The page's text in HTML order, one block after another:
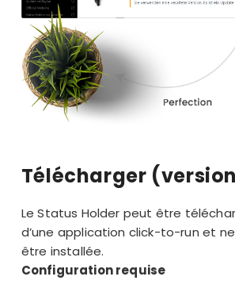
Télécharger
Le Status Holder peut être
d’une application click-to-run et
être installée.
Configuration requise